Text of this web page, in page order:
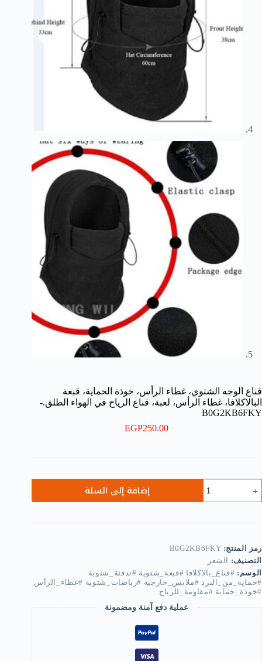
قناع الوجه الشتوي، غطاء الرأس، خوذة الحماية، قبعة
البالاكلافا، غطاء الرأس، لعبة، قناع الرياح في الهواء الطلق.-
B0G2KB6FKY
EGP250.00
قناع
الوجه
غطاء
خوذة
الحماية،
قبعة
البالاكلافا،
غطاء
لعبة،
قناع
الرياح
في
الهواء
إضافة إلى السلة
رمز المنتج: B0G2KB6FKY
التصنيف:
الشعر
الوسم: #قناع_بالاكلافا #قبعة_شتوية #تدفئة_شتوية
#حماية_من_البرد #ملابس_خارجية #رياضات_شتوية #غطاء_الرأس
#خوذة_حماية #مقاومة_للرياح
عملية دفع آمنة ومضمونة